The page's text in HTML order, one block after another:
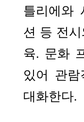
틀리에와
션 등 전
육. 문화
있어 관
대화한다.